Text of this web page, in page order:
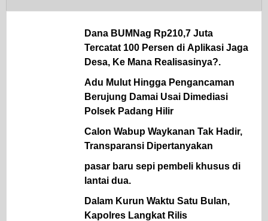
Dana BUMNag Rp210,7 Juta
Tercatat 100 Persen di Aplikasi Jaga
Desa, Ke Mana Realisasinya?.
Adu Mulut Hingga Pengancaman
Berujung Damai Usai Dimediasi
Polsek Padang Hilir
Calon Wabup Waykanan Tak Hadir,
Transparansi Dipertanyakan
pasar baru sepi pembeli khusus di
lantai dua.
Dalam Kurun Waktu Satu Bulan,
Kapolres Langkat Rilis